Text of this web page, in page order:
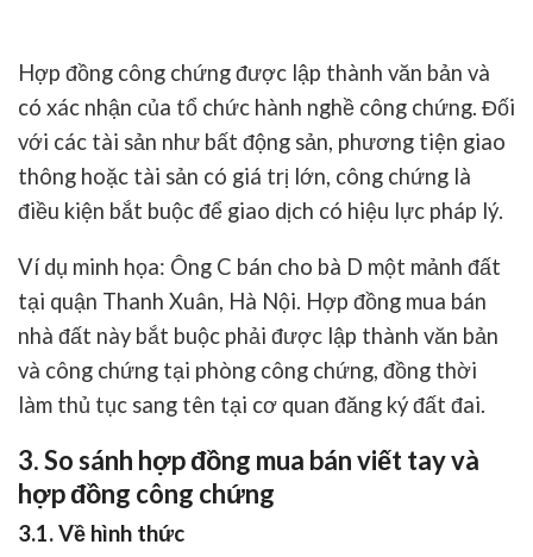
Hợp đồng công chứng được lập thành văn bản và
có xác nhận của tổ chức hành nghề công chứng. Đối
với các tài sản như bất động sản, phương tiện giao
thông hoặc tài sản có giá trị lớn, công chứng là
điều kiện bắt buộc để giao dịch có hiệu lực pháp lý.
Ví dụ minh họa: Ông C bán cho bà D một mảnh đất
tại quận Thanh Xuân, Hà Nội. Hợp đồng mua bán
nhà đất này bắt buộc phải được lập thành văn bản
và công chứng tại phòng công chứng, đồng thời
làm thủ tục sang tên tại cơ quan đăng ký đất đai.
3. So sánh hợp đồng mua bán viết tay và
hợp đồng công chứng
3.1. Về hình thức